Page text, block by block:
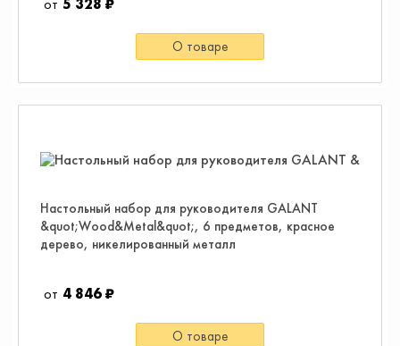
5 328 ₽
О товаре
Настольный набор для руководителя GALANT
&quot;Wood&Metal&quot;, 6 предметов, красное
дерево, никелированный металл
4 846 ₽
О товаре